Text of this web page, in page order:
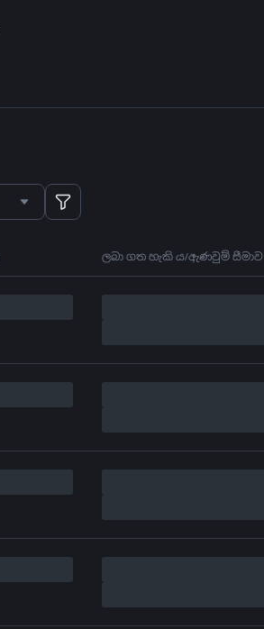
ලබා ගත හැකි ය/ඇණවුම් සීමාව